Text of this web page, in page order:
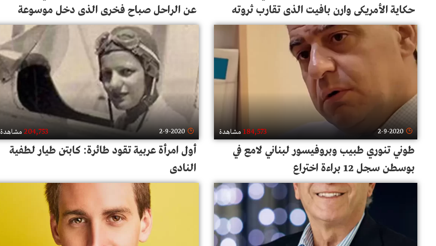
حكاية الأمريكي وارن بافيت الذي تقارب ثروته
الإجمالية 115 مليار دولار!
عن الراحل صباح فخري الذي دخل موسوعة
غينيس بأطول فترة وقوف على المسرح
2-9-2020
184,573 مشاهدة
طوني تنوري طبيب وبروفيسور لبناني لامع في
بوسطن سجل 12 براءة اختراع
2-9-2020
204,753مشاهدة
أول امرأة عربية تقود طائرة: كابتن طيار لطفية
النادي